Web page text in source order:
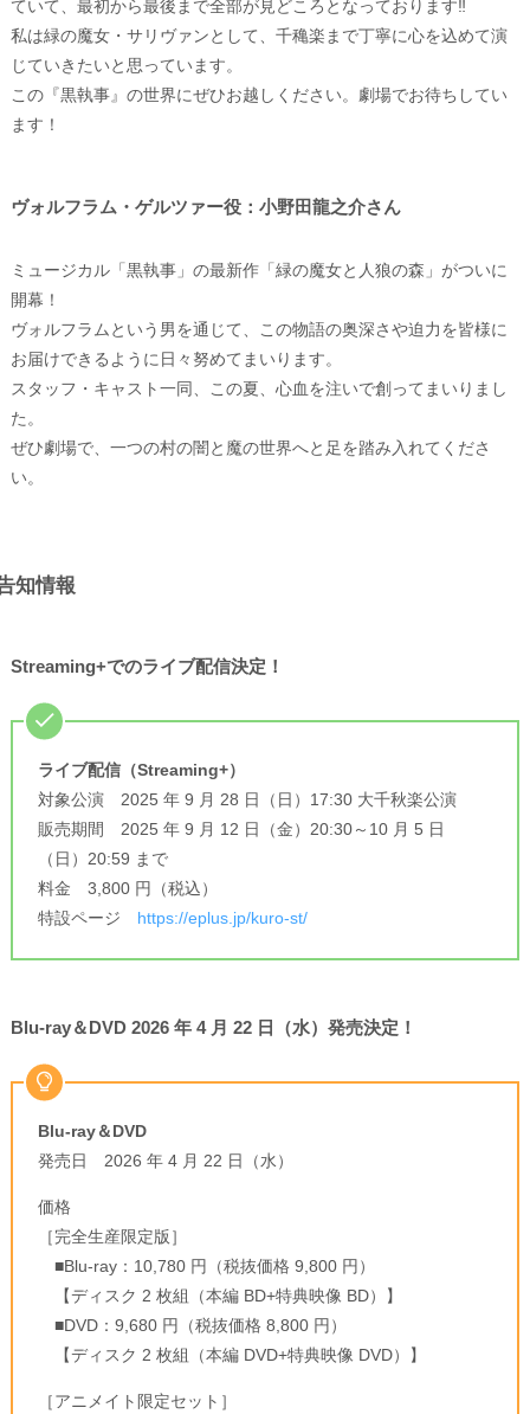
ていて、最初から最後まで全部が見どころとなっております‼
私は緑の魔女・サリヴァンとして、千穐楽まで丁寧に心を込めて演
じていきたいと思っています。
この『黒執事』の世界にぜひお越しください。劇場でお待ちしてい
ます！
ヴォルフラム・ゲルツァー役：小野田龍之介さん
ミュージカル「黒執事」の最新作「緑の魔女と人狼の森」がついに
開幕！
ヴォルフラムという男を通じて、この物語の奥深さや迫力を皆様に
お届けできるように日々努めてまいります。
スタッフ・キャスト一同、この夏、心血を注いで創ってまいりまし
た。
ぜひ劇場で、一つの村の闇と魔の世界へと足を踏み入れてくださ
い。
知情報
Streaming+でのライブ配信決定！
ライブ配信（Streaming+）
対象公演 2025 年 9 月 28 日（日）17:30 大千秋楽公演
販売期間 2025 年 9 月 12 日（金）20:30～10 月 5 日
（日）20:59 まで
料金 3,800 円（税込）
特設ページ https://eplus.jp/kuro-st/
Blu-ray＆DVD 2026 年 4 月 22 日（水）発売決定！
Blu-ray＆DVD
発売日 2026 年 4 月 22 日（水）
価格
［完全生産限定版］
■Blu-ray：10,780 円（税抜価格 9,800 円）
【ディスク 2 枚組（本編 BD+特典映像 BD）】
■DVD：9,680 円（税抜価格 8,800 円）
【ディスク 2 枚組（本編 DVD+特典映像 DVD）】
［アニメイト限定セット］